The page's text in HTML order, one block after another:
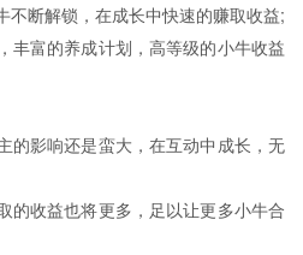
不断解锁，在成长中快速的赚取收益;
丰富的养成计划，高等级的小牛收益
的影响还是蛮大，在互动中成长，无
的收益也将更多，足以让更多小牛合